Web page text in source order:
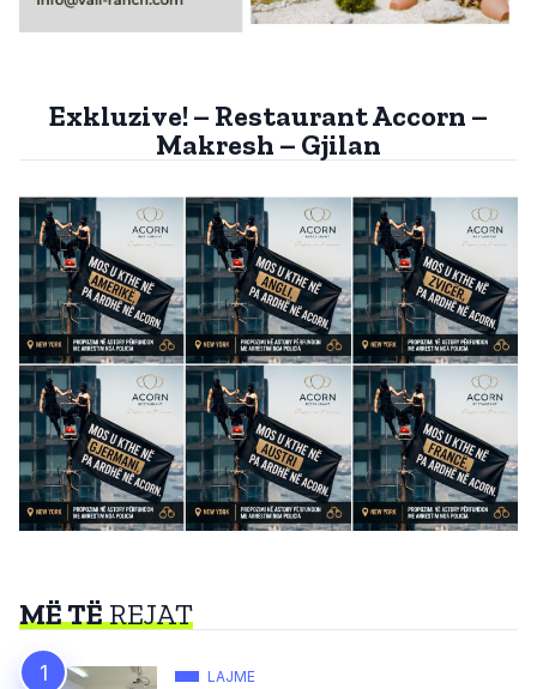
Exkluzive! – Restaurant Accorn –
Makresh – Gjilan
MË TËREJAT
LAJME